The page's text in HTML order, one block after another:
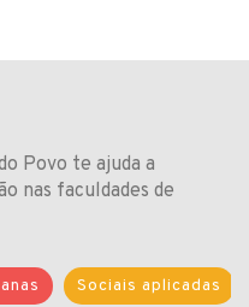
Povo te ajuda a
nas faculdades de
Sociais aplicadas